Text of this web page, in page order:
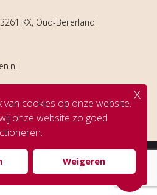
KX, Oud-Beijerland
De Neef Advocaten
van cookies op onze website.
onze website zo goed
Weigeren
x